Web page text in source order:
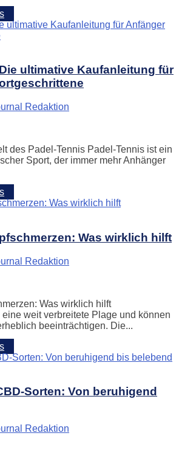
ultimative Kaufanleitung für
Redaktion
des Padel-Tennis Padel-Tennis ist ein
Sport, der immer mehr Anhänger
Was wirklich hilft
Redaktion
Was wirklich hilft
weit verbreitete Plage und können
beeinträchtigen. Die...
Sorten: Von beruhigend
Redaktion